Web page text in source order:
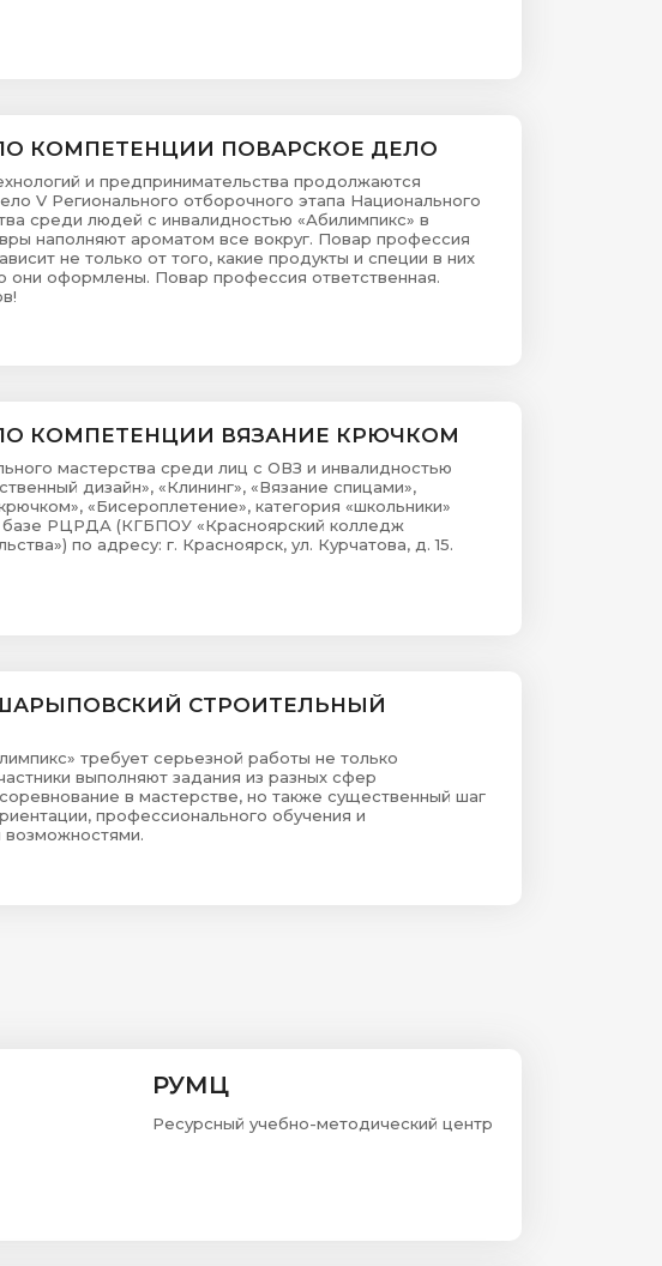
КОМПЕТЕНЦИИ ПОВАРСКОЕ ДЕЛО
и предпринимательства продолжаются
V Регионального отборочного этапа Национального
среди людей с инвалидностью «Абилимпикс» в
наполняют ароматом все вокруг. Повар профессия
не только от того, какие продукты и специи в них
они оформлены. Повар профессия ответственная.
КОМПЕТЕНЦИИ ВЯЗАНИЕ КРЮЧКОМ
мастерства среди лиц с ОВЗ и инвалидностью
дизайн», «Клининг», «Вязание спицами»,
«Бисероплетение», категория «школьники»
базе РЦРДА (КГБПОУ «Красноярский колледж
по адресу: г. Красноярск, ул. Курчатова, д. 15.
СТРОИТЕЛЬНЫЙ
требует серьезной работы не только
выполняют задания из разных сфер
в мастерстве, но также существенный шаг
профессионального обучения и
возможностями.
РУМЦ
Ресурсный учебно-методический центр